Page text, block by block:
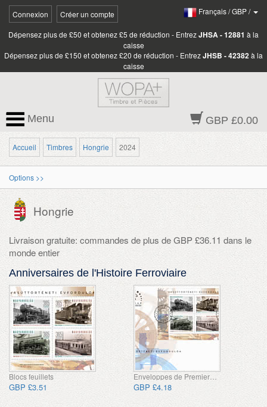
Connexion Créer un compte Français/GBP/
Dépensez plus de £50 et obtenez £5 de réduction - EntrezJHSA - 12881 à la
caisse
Dépensez plus de £150 et obtenez £20 de réduction - EntrezJHSB - 42382à la
caisse
GBP £0.00
Menu
Accueil Timbres Hongrie 2024
Options >>
Hongrie
Livraison gratuite: commandes de plus de GBP £36.11 dans le
monde entier
Anniversaires de l'Histoire Ferroviaire
Blocs feuillets
GBP £3.51
Enveloppes de Premier Jour
GBP £4.18